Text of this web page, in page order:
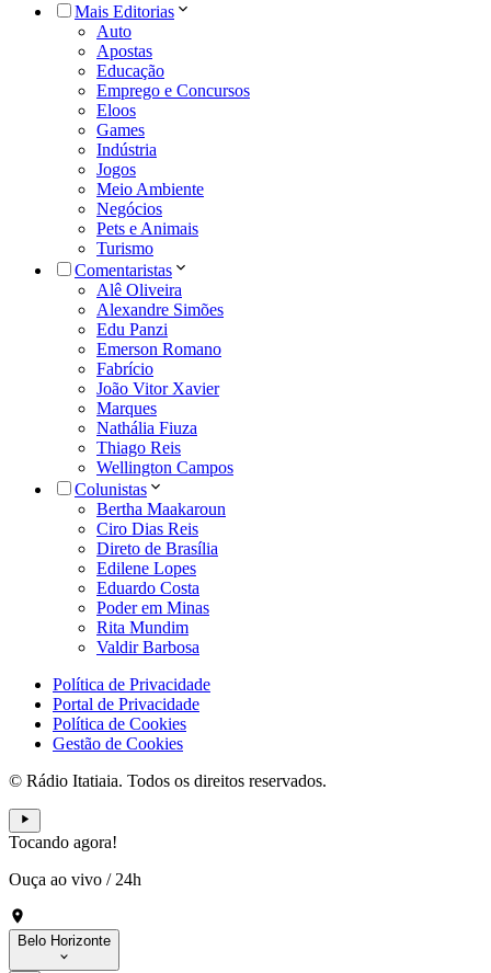
Mais Editorias
Auto
Apostas
Educação
Emprego e Concursos
Eloos
Games
Indústria
Jogos
Meio Ambiente
Negócios
Pets e Animais
Turismo
Comentaristas
Alê Oliveira
Alexandre Simões
Edu Panzi
Emerson Romano
Fabrício
João Vitor Xavier
Marques
Nathália Fiuza
Thiago Reis
Wellington Campos
Colunistas
Bertha Maakaroun
Ciro Dias Reis
Direto de Brasília
Edilene Lopes
Eduardo Costa
Poder em Minas
Rita Mundim
Valdir Barbosa
Política de Privacidade
Portal de Privacidade
Política de Cookies
Gestão de Cookies
© Rádio Itatiaia. Todos os direitos reservados.
Tocando agora!
Ouça ao vivo / 24h
Belo Horizonte